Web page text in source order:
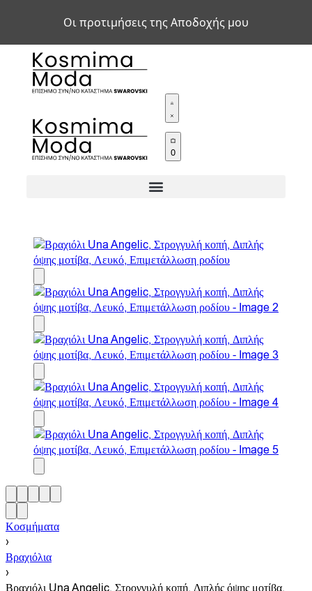
0
Κοσμήματα
›
Βραχιόλια
›
Βραχιόλι Una Angelic, Στρογγυλή κοπή, Διπλής όψης μοτίβα,
Οι προτιμήσεις της Αποδοχής μου